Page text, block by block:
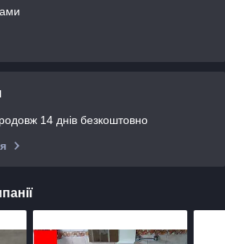
14 днів безкоштовно